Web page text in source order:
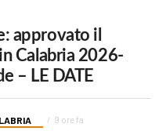
approvato il
Calabria 2026-
– LE DATE
9 ore fa